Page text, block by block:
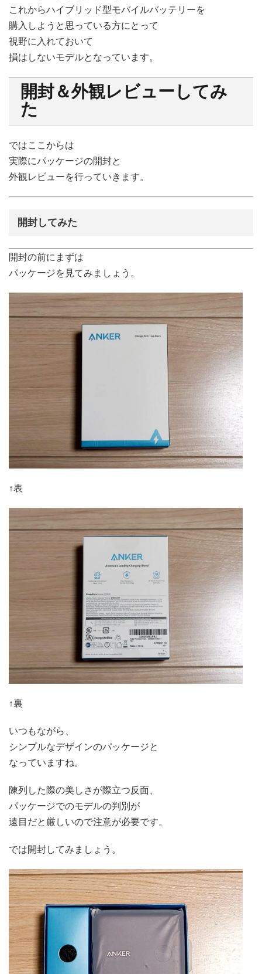
これからハイブリッド型モバイルバッテリーを
購入しようと思っている方にとって
視野に入れておいて
損はしないモデルとなっています。
開封＆外観レビューしてみ
た
ではここからは
実際にパッケージの開封と
外観レビューを行っていきます。
開封してみた
開封の前にまずは
パッケージを見てみましょう。
↑表
↑裏
いつもながら、
シンプルなデザインのパッケージと
なっていますね。
陳列した際の美しさが際立つ反面、
パッケージでのモデルの判別が
遠目だと厳しいので注意が必要です。
では開封してみましょう。